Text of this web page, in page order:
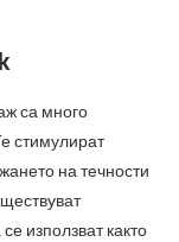
са много
стимулират
на течности
използват както